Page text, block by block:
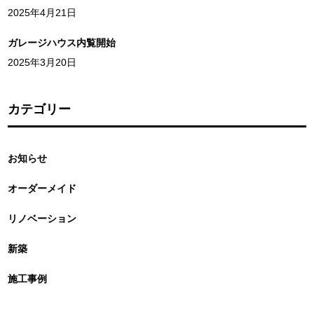
2025年4月21日
ガレージハウス内覧開始
2025年3月20日
カテゴリー
お知らせ
オーダーメイド
リノベーション
新築
施工事例